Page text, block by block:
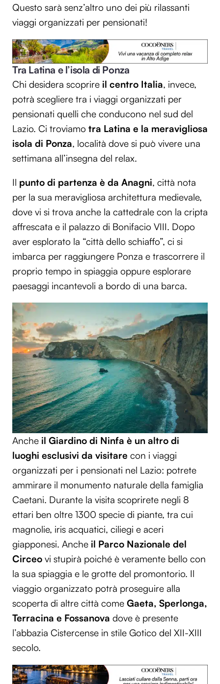
Questo sarà senz’altro uno dei più rilassanti
viaggi organizzati per pensionati!
Tra Latina e l’isola di Ponza
Chi desidera scoprire il centro Italia, invece,
potrà scegliere tra i viaggi organizzati per
pensionati quelli che conducono nel sud del
Lazio. Ci troviamo tra Latina e la meravigliosa
isola di Ponza, località dove si può vivere una
settimana all’insegna del relax.
Il punto di partenza è da Anagni, città nota
per la sua meravigliosa architettura medievale,
dove vi si trova anche la cattedrale con la cripta
affrescata e il palazzo di Bonifacio VIII. Dopo
aver esplorato la “città dello schiaffo”, ci si
imbarca per raggiungere Ponza e trascorrere il
proprio tempo in spiaggia oppure esplorare
paesaggi incantevoli a bordo di una barca.
Anche il Giardino di Ninfa è un altro di
luoghi esclusivi da visitare con i viaggi
organizzati per i pensionati nel Lazio: potrete
ammirare il monumento naturale della famiglia
Caetani. Durante la visita scoprirete negli 8
ettari ben oltre 1300 specie di piante, tra cui
magnolie, iris acquatici, ciliegi e aceri
giapponesi. Anche il Parco Nazionale del
Circeo vi stupirà poiché è veramente bello con
la sua spiaggia e le grotte del promontorio. Il
viaggio organizzato potrà proseguire alla
scoperta di altre città come Gaeta, Sperlonga,
Terracina e Fossanova dove è presente
l’abbazia Cistercense in stile Gotico del XII-XIII
secolo.